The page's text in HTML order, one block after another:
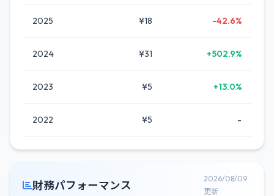
2025 ¥18 -42.6%
2024 ¥31 +502.9%
2023 ¥5 +13.0%
2022 ¥5 -
財務パフォーマンス
2026/08/09
更新